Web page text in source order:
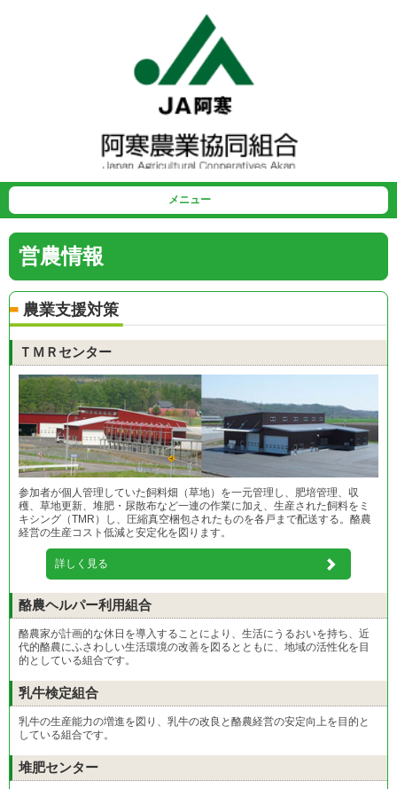
メニュー
営農情報
農業支援対策
ＴＭＲセンター
参加者が個人管理していた飼料畑（草地）を一元管理し、肥培管理、収
穫、草地更新、堆肥・尿散布など一連の作業に加え、生産された飼料をミ
キシング（TMR）し、圧縮真空梱包されたものを各戸まで配送する。酪農
経営の生産コスト低減と安定化を図ります。
詳しく見る
酪農ヘルパー利用組合
酪農家が計画的な休日を導入することにより、生活にうるおいを持ち、近
代的酪農にふさわしい生活環境の改善を図るとともに、地域の活性化を目
的としている組合です。
乳牛検定組合
乳牛の生産能力の増進を図り、乳牛の改良と酪農経営の安定向上を目的と
している組合です。
堆肥センター